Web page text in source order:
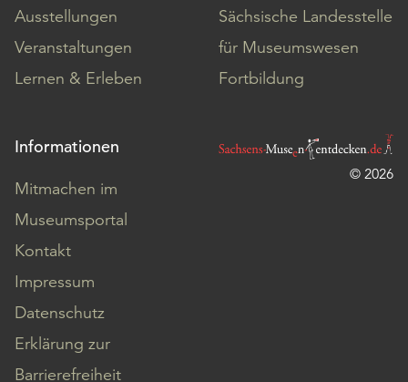
Ausstellungen
Veranstaltungen
Lernen & Erleben
Sächsische Landesstelle
für Museumswesen
Fortbildung
Informationen
Mitmachen im
Museumsportal
Kontakt
Impressum
Datenschutz
Erklärung zur
Barrierefreiheit
© 2026